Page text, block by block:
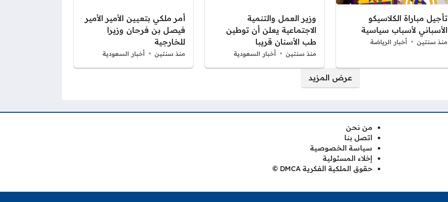
تأجيل مباراة الكلاسيكو
الأسباني لأسباب سياسية
منذ سنتين أخبار الرياضة
وزير العمل والتنمية
الاجتماعية يعلن أن توطين
طب الأسنان قريبا
منذ سنتين أخبار السعودية
أمر ملكي بتعيين الأمير الأمير
فيصل بن فرحان وزيرا
للخارجية
منذ سنتين أخبار السعودية
عرض المزيد
من نحن
اتصل بنا
سياسة الخصوصية
إخلاء المسئولية
حقوق الملكية الفكرية DMCA ©